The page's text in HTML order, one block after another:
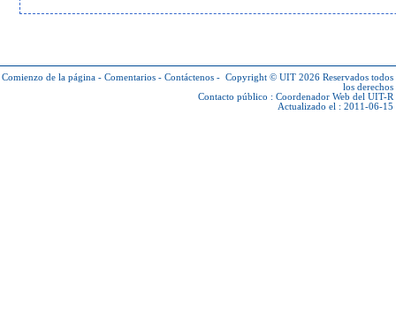
Comienzo de la página - Comentarios - Contáctenos - Copyright © UIT 2026 Reservados todos
los derechos
Contacto público : Coordenador Web del UIT-R
Actualizado el : 2011-06-15